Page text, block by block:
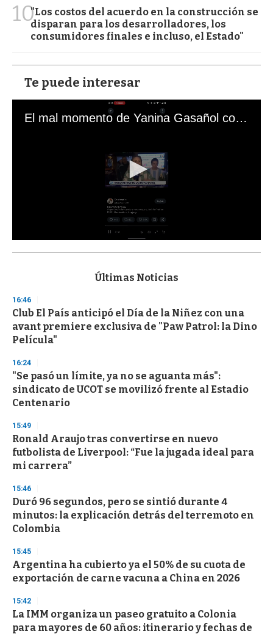
10"Los costos del acuerdo en la construcción se
disparan para los desarrolladores, los
consumidores finales e incluso, el Estado"
Te puede interesar
El mal momento de Yanina Gasañol con un hincha argentino en "Subrayado"
s
d
s
o
f
3
s
e
o
n
Últimas Noticias
16:46
Club El País anticipó el Día de la Niñez con una
avant premiere exclusiva de "Paw Patrol: la Dino
Película"
16:24
"Se pasó un límite, ya no se aguanta más":
sindicato de UCOT se movilizó frente al Estadio
Centenario
15:49
Ronald Araujo tras convertirse en nuevo
futbolista de Liverpool: “Fue la jugada ideal para
mi carrera”
15:46
Duró 96 segundos, pero se sintió durante 4
minutos: la explicación detrás del terremoto en
Colombia
15:45
Argentina ha cubierto ya el 50% de su cuota de
exportación de carne vacuna a China en 2026
15:42
La IMM organiza un paseo gratuito a Colonia
para mayores de 60 años: itinerario y fechas de